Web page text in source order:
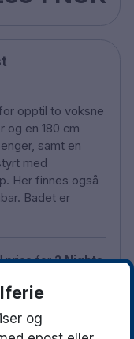
opptil to voksne
og en 180 cm
samt en
med
Her finnes også
Badet er
price for2 Nights.
NOK
og